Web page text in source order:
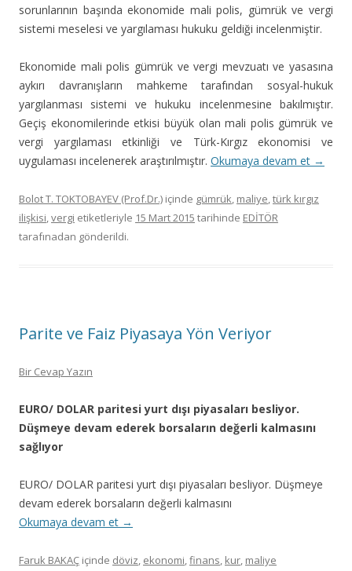
sorunlarının başında ekonomide mali polis, gümrük ve vergi
sistemi meselesi ve yargılaması hukuku geldiği incelenmiştir.
Ekonomide mali polis gümrük ve vergi mevzuatı ve yasasına
aykırı davranışların mahkeme tarafından sosyal-hukuk
yargılanması sistemi ve hukuku incelenmesine bakılmıştır.
Geçiş ekonomilerinde etkisi büyük olan mali polis gümrük ve
vergi yargılaması etkinliği ve Türk-Kırgız ekonomisi ve
uygulaması incelenerek araştırılmıştır. Okumaya devam et →
Bolot T. TOKTOBAYEV (Prof.Dr.) içinde gümrük, maliye,türk kırgız
ilişkisi,vergi etiketleriyle 15 Mart 2015 tarihinde EDİTÖR
tarafınadan gönderildi.
Parite ve Faiz Piyasaya Yön Veriyor
Bir Cevap Yazın
EURO/ DOLAR paritesi yurt dışı piyasaları besliyor.
Düşmeye devam ederek borsaların değerli kalmasını
sağlıyor
EURO/ DOLAR paritesi yurt dışı piyasaları besliyor. Düşmeye
devam ederek borsaların değerli kalmasını
Okumaya devam et →
Faruk BAKAÇ içinde döviz, ekonomi,finans, kur, maliye